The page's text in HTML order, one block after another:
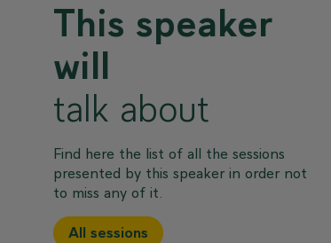
This speaker
will
talk about
Find here the list of all the sessions
presented by this speaker in order not
to miss any of it.
All sessions